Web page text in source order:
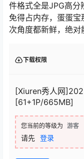
件格式全是JPG高分
免得占内存，蛋蛋
次角度都新鲜，绝对
下载权限
[Xiuren秀人网
[61+1P/665MB]
您当前的等级为 游客
请先 登录